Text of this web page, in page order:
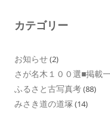
カテゴリー
お知らせ(2)
さが名木１００選■掲載
ふるさと古写真考(88)
みさき道の道塚 (14)